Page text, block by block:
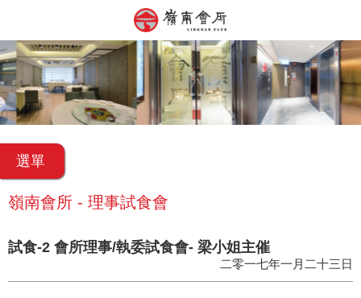
選單
嶺南會所 - 理事試食會
試食-2 會所理事/執委試食會- 梁小姐主催
二零一七年一月二十三日